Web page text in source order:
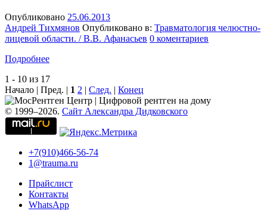
Опубликовано 25.06.2013
Андрей Тихмянов Опубликовано в: Травматология челюстно-
лицевой области. / В.В. Афанасьев 0 коментариев
Подробнее
1 - 10 из 17
Начало | Пред. | 1 2 | След. | Конец
© 1999–2026. Сайт Александра Дидковского
+7(910)466-56-74
1@trauma.ru
Прайслист
Контакты
WhatsApp